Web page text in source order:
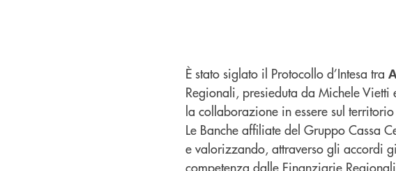
È stato siglato il Protocollo d’Intesa tra
Regionali, presieduta da Michele Vietti
la collaborazione in essere sul
Le Banche affiliate del Gruppo Cassa
e valorizzando, attraverso gli accordi
competenza dalle Finanziarie